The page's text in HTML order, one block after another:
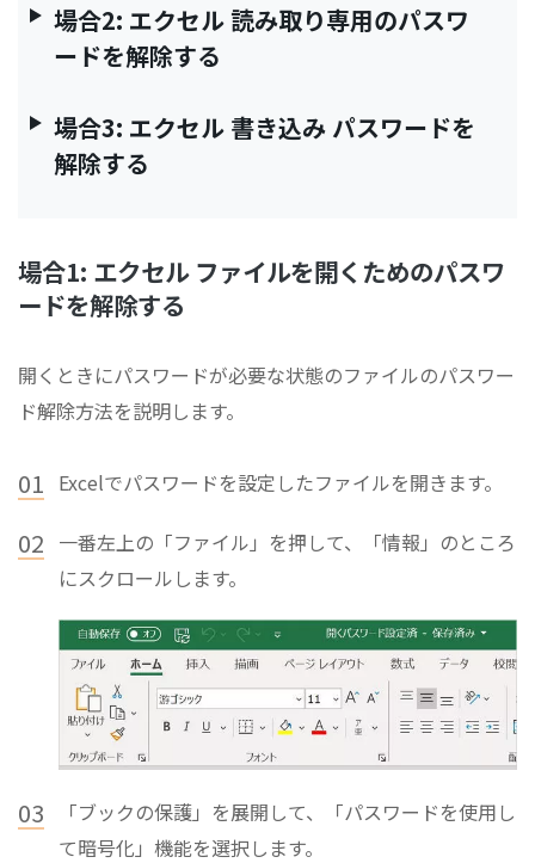
場合2: エクセル 読み取り専用のパスワ
ードを解除する
場合3: エクセル 書き込み パスワードを
解除する
場合1: エクセル ファイルを開くためのパスワ
ードを解除する
開くときにパスワードが必要な状態のファイルのパスワー
ド解除方法を説明します。
01 Excelでパスワードを設定したファイルを開きます。
02 一番左上の「ファイル」を押して、「情報」のところ
にスクロールします。
03
「ブックの保護」を展開して、「パスワードを使用し
て暗号化」機能を選択します。